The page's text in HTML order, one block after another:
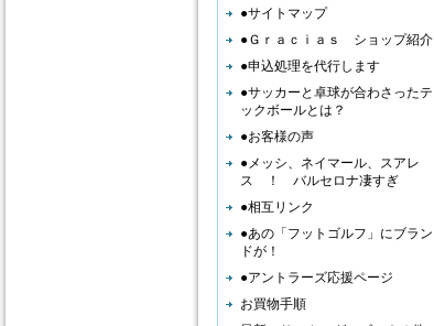
●サイトマップ
●Ｇｒａｃｉａｓ ショップ紹介
●申込処理を代行します
●サッカーと卓球が合わさったテ
ックボールとは？
●お客様の声
●メッシ、ネイマール、スアレ
ス ！ バルセロナ凄すぎ
●相互リンク
●あの「フットゴルフ」にブラン
ドが！
●アントラーズ応援ページ
お買物手順